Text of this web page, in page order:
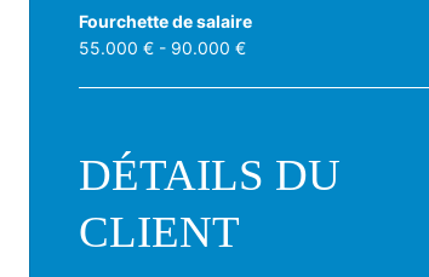
Fourchette de salaire
55.000 € - 90.000 €
DÉTAILS DU
CLIENT